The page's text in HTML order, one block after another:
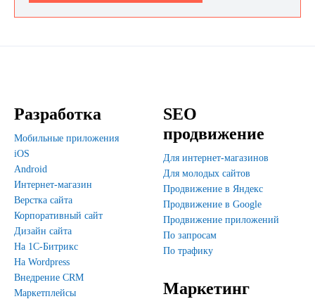
Разработка
Мобильные приложения
iOS
Android
Интернет-магазин
Верстка сайта
Корпоративный сайт
Дизайн сайта
На 1С-Битрикс
На Wordpress
Внедрение CRM
Маркетплейсы
SEO
продвижение
Для интернет-магазинов
Для молодых сайтов
Продвижение в Яндекс
Продвижение в Google
Продвижение приложений
По запросам
По трафику
Маркетинг